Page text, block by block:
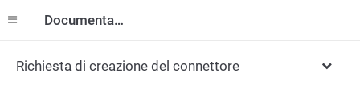
Documentazione
Richiesta di creazione del connettore